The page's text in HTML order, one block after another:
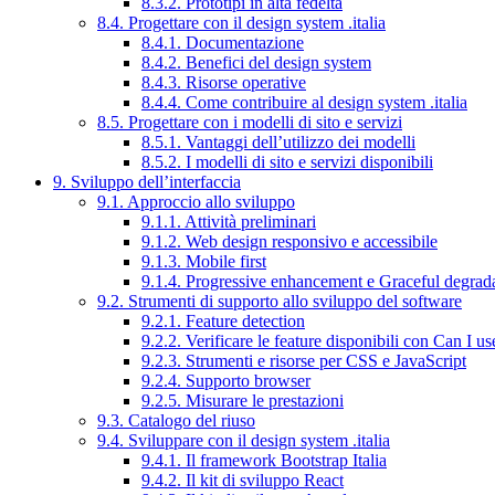
8.4. Progettare con il design system .italia
8.4.1. Documentazione
8.4.2. Benefici del design system
8.4.3. Risorse operative
8.4.4. Come contribuire al design system .italia
8.5. Progettare con i modelli di sito e servizi
8.5.1. Vantaggi dell’utilizzo dei modelli
8.5.2. I modelli di sito e servizi disponibili
9. Sviluppo dell’interfaccia
9.1. Approccio allo sviluppo
9.1.1. Attività preliminari
9.1.2. Web design responsivo e accessibile
9.1.3. Mobile first
9.1.4. Progressive enhancement e Graceful
9.2. Strumenti di supporto allo sviluppo del software
9.2.1. Feature detection
9.2.2. Verificare le feature disponibili con Can I
9.2.3. Strumenti e risorse per CSS e JavaScript
9.2.4. Supporto browser
9.2.5. Misurare le prestazioni
9.3. Catalogo del riuso
9.4. Sviluppare con il design system .italia
9.4.1. Il framework Bootstrap Italia
9.4.2. Il kit di sviluppo React